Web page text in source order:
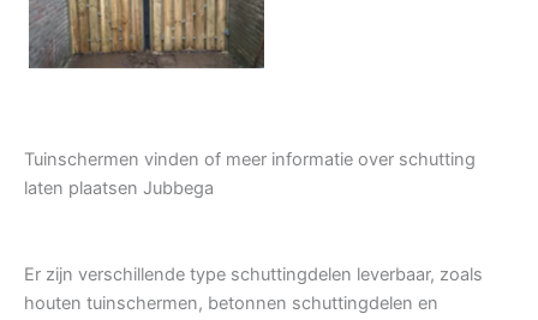
Tuinschermen vinden of meer informatie over schutting
laten plaatsen Jubbega
Er zijn verschillende type schuttingdelen leverbaar, zoals
houten tuinschermen, betonnen schuttingdelen en